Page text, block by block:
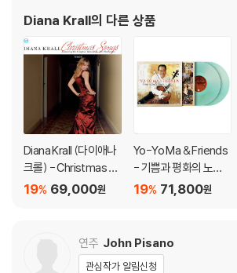
1) 열을 가하여 제작하는 바이닐 공정 특성상 디스
재생이 불안정한 경우 스태빌라이저를 사용하시
가능합니다.
2) 재생 음역의 왜곡을 최소화 하고 반복 재생시에
지되도록 디스크 센터 홀 구경이 작게 제작되는 경
블 스핀들에 맞지 않는 경우에는 전용 제품 등을 이
하시면 해결됩니다.
3) 디스크에 미세한 잔 흠집이 남아있거나 인쇄
가 있으며, 이는 상품의 불량이 아닙니다. 단, 재생
아래에 해당하는 경우는 불량이 아니므로 개봉 후
Diana Krall의 다른 상품
Diana Krall (다이애나
크롤) - Christmas S
ongs [레드 앤 그린 스
69,000원
19%
Yo-Yo Ma & Friends
- 기쁨과 평화의 노래
(Songs Of Joy & Pe
71,800원
19%
연주 John Pisano
관심작가 알림신청